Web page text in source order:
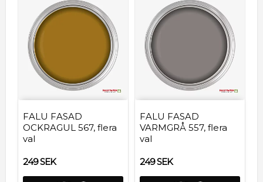
FALU FASAD
OCKRAGUL 567, flera
val
249 SEK
FALU FASAD
VARMGRÅ 557, flera
val
249 SEK